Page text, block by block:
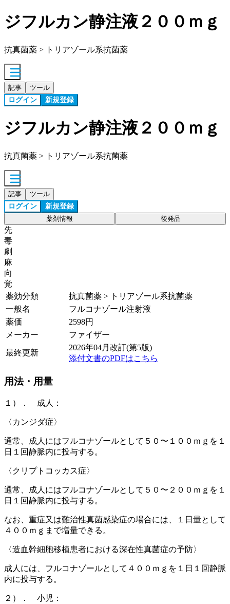
ジフルカン静注液２００ｍｇ
抗真菌薬 > トリアゾール系抗菌薬
記事 ツール
ログイン 新規登録
ジフルカン静注液２００ｍｇ
抗真菌薬 > トリアゾール系抗菌薬
記事 ツール
ログイン 新規登録
薬剤情報 後発品
先
毒
劇
麻
向
覚
薬効分類
抗真菌薬 > トリアゾール系抗菌薬
一般名
フルコナゾール注射液
薬価
2598円
メーカー
ファイザー
最終更新
2026年04月改訂(第5版)
添付文書のPDFはこちら
用法・用量
１）． 成人：
〈カンジダ症〉
通常、成人にはフルコナゾールとして５０〜１００ｍｇを１
日１回静脈内に投与する。
〈クリプトコッカス症〉
通常、成人にはフルコナゾールとして５０〜２００ｍｇを１
日１回静脈内に投与する。
なお、重症又は難治性真菌感染症の場合には、１日量として
４００ｍｇまで増量できる。
〈造血幹細胞移植患者における深在性真菌症の予防〉
成人には、フルコナゾールとして４００ｍｇを１日１回静脈
内に投与する。
２）． 小児：